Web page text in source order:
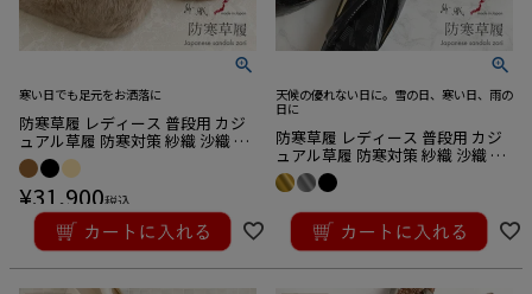
寒い日でも足元をお洒落に
防寒草履 レディース 普段用 カジ
ュアル草履 防寒対策 紗織 沙織 ベ
ージュ ブラウン ブラック フェイ
クファー Mサイズ Lサイズ エナメ
ル 寒い日 日本製
¥31,900税込
天候の優れない日に。雪の日、寒い日、雨の
日に
防寒草履 レディース 普段用 カジ
ュアル草履 防寒対策 紗織 沙織 金
銀 黒 ブラック Mサイズ Lサイズ
エナメル 雪の日 雨の日 寒い日 日
本製
28,600税込